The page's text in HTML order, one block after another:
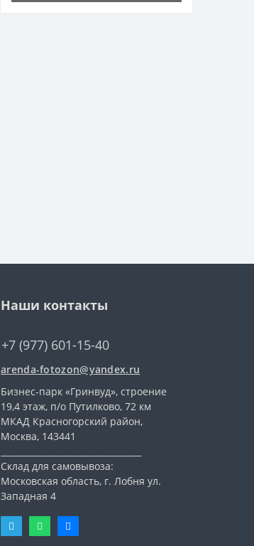
Наши контакты
+7 (977) 601-15-40
arenda-fotozon@yandex.ru
Бизнес-парк «Гринвуд», строение
19,4 этаж, п/о Путилково, 72 км
МКАД Красногорский район,
Москва, 143441
Склад для самовывоза:
Московская область, г. Лобня ул.
Западная 4